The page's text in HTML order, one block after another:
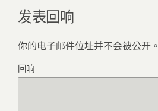
发表回响
你的电子邮件位址并不会被公开。
回响